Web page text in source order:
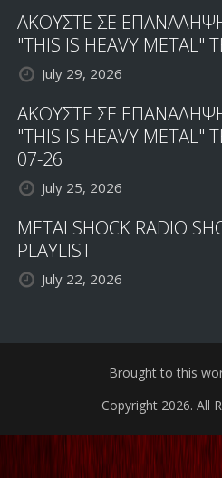
ΑΚΟΥΣΤΕ ΣΕ
"THIS IS HEAVY METAL"
July 29, 2026
ΑΚΟΥΣΤΕ ΣΕ
"THIS IS HEAVY
07-26
July 25, 2026
METALSHOCK RADIO
PLAYLIST
July 22, 2026
Brought to this
Copyright 2026. All